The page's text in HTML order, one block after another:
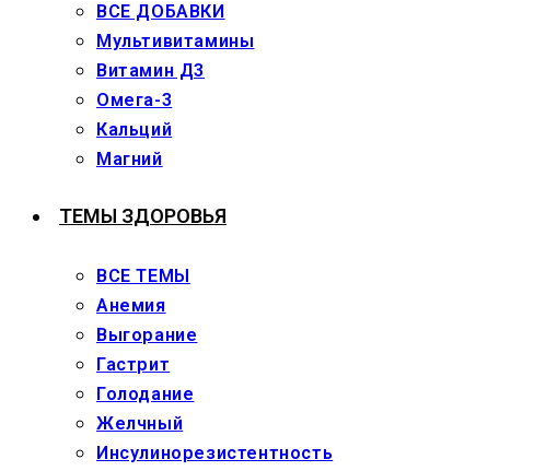
ВСЕ ДОБАВКИ
Мультивитамины
Витамин Д3
Омега-3
Кальций
Магний
ТЕМЫ ЗДОРОВЬЯ
ВСЕ ТЕМЫ
Анемия
Выгорание
Гастрит
Голодание
Желчный
Инсулинорезистентность